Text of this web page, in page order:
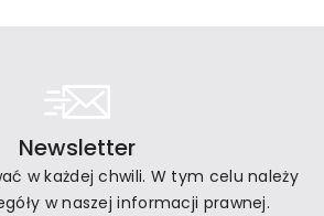
Newsletter
w każdej chwili. W tym celu należy
w naszej informacji prawnej.